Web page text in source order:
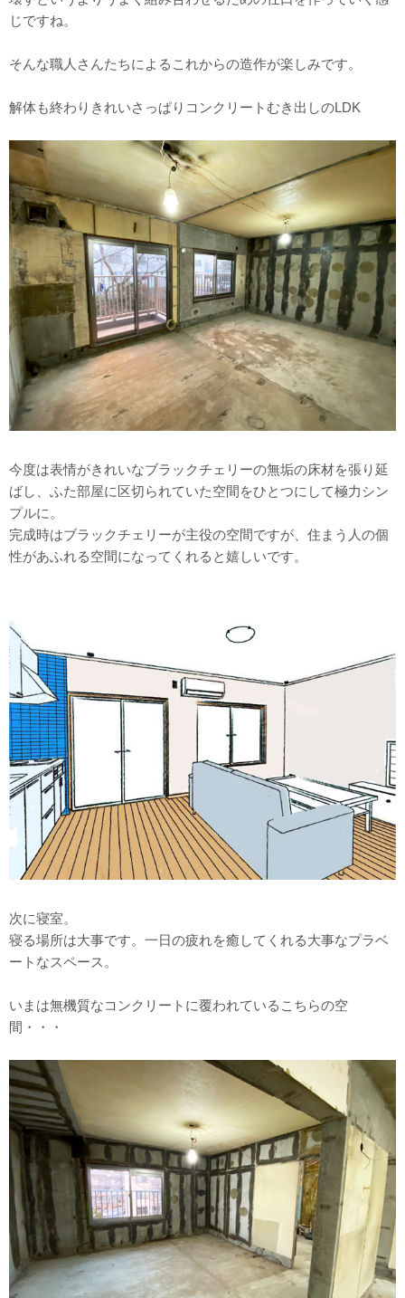
じですね。
そんな職人さんたちによるこれからの造作が楽しみです。
解体も終わりきれいさっぱりコンクリートむき出しのLDK
今度は表情がきれいなブラックチェリーの無垢の床材を張り延
ばし、ふた部屋に区切られていた空間をひとつにして極力シン
プルに。
完成時はブラックチェリーが主役の空間ですが、住まう人の個
性があふれる空間になってくれると嬉しいです。
次に寝室。
寝る場所は大事です。一日の疲れを癒してくれる大事なプラベ
ートなスペース。
いまは無機質なコンクリートに覆われているこちらの空
間・・・